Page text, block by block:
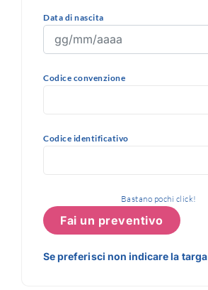
Data di nascita
Codice convenzione
Codice identificativo
Bastano pochi click!
Fai un preventivo
Se preferisci non indicare la targa